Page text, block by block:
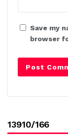
Save my
browser
13910/166